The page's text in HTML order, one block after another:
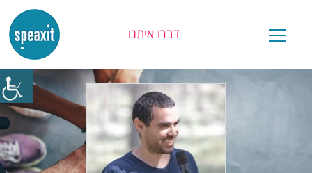
דברו איתנו
יש לכם שאלה?